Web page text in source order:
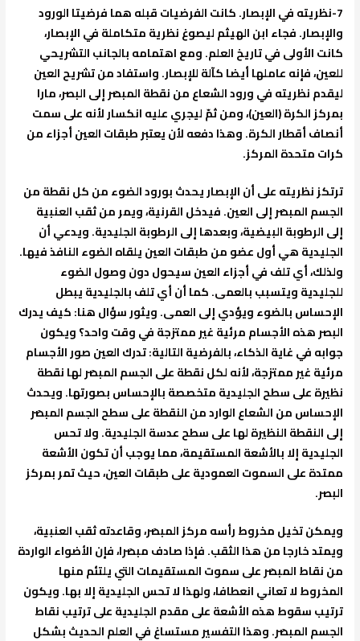
7- نظريته في الإبصار. كانت الفرضيات قبله هما فرضيتا الورود
والإبصار. فجاء ابن الهيثم ليصوغ نظرية متكاملة في الإبصار،
كانت الأولى في تاريخ العلم. ومع اهتمامه بالجانب التشريحي
للعين، فإنه عاملها أيضا كآلة للإبصار. واستفاد من تشريح العين
ليقدم نظريته في ورود الشعاع من نقطة المبصَر إلى البصر، مارا
بمركز الكرة (العين)، ومن ثمّ ليجري عليه انكسار لأنه على سمت
أنصاف أقطار الكرة. وهذا دفعه لأن يعتبر طبقات العين أجزاء من
كرات متحدة المركز.
ترتكز نظريته على أن الإبصار يحدث بورود الضوء من كل نقطة من
الجسم المبصَر إلى العين. فيدخل القرنية، ويمر من ثقب العنبية
إلى الرطوبة البيضية، وبعدها إلى الرطوبة الجليدية. ويدعي أن
الجليدية هي أول عضو من طبقات العين يلقاه الضوء النافذ فيها.
ولذلك، أي تلف في أجزاء العين سيحول دون وصول الضوء
للجليدية ويتسبب بالعمى. كما أن أي تلف بالجليدية يبطل
الإحساس بالضوء ويؤدي إلى العمى. ويثور سؤال هنا: كيف يدرك
البصر هذه الأجسام مرئية غير ممتزجة في وقت واحد؟ ويكون
جوابه في غاية الذكاء، بالفرضية التالية: تدرك العين صور الأجسام
مرئية غير ممتزجة، لأنه لكل نقطة على الجسم المبصَر لها نقطة
نظيرة على سطح الجليدية متخصصة بالإحساس بصورتها. ويحدث
الإحساس من الشعاع الوارد من النقطة على سطح الجسم المبصَر
إلى النقطة النظيرة لها على سطح عدسة الجليدية. ولا تحس
الجليدية إلا بالأشعة المستقيمة، مما يوجب أن تكون الأشعة
ممتدة على السموت العمودية على طبقات العين، حيث تمر بمركز
البصر.
ويمكن تخيل مخروط رأسه مركز المبصَر، وقاعدته ثقب العنبية،
ويمتد خارجا من هذا الثقب. فإذا صادف مبصَرا، فإن الأضواء الواردة
من نقاط المبصَر على سموت المستقيمات التي يلتئم منها
المخروط لا تعاني انعطافا، ولهذا لا تحس الجليدية إلا بها. ويكون
ترتيب سقوط هذه الأشعة على مقدم الجليدية على ترتيب نقاط
الجسم المبصَر. وهذا التفسير مستساغ في العلم الحديث بشكل